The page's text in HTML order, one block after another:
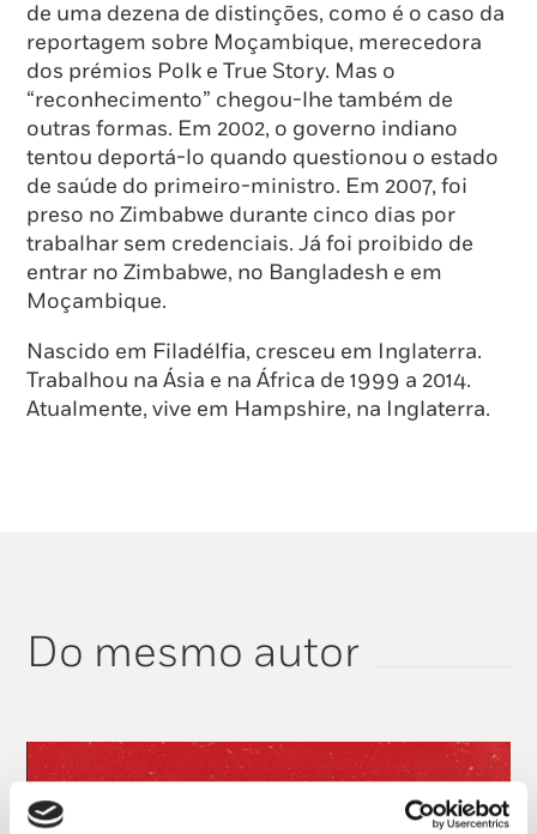
de uma dezena de distinções, como é o caso da
reportagem sobre Moçambique, merecedora
dos prémios Polk e True Story. Mas o
“reconhecimento” chegou-lhe também de
outras formas. Em 2002, o governo indiano
tentou deportá-lo quando questionou o estado
de saúde do primeiro-ministro. Em 2007, foi
preso no Zimbabwe durante cinco dias por
trabalhar sem credenciais. Já foi proibido de
entrar no Zimbabwe, no Bangladesh e em
Moçambique.
Nascido em Filadélfia, cresceu em Inglaterra.
Trabalhou na Ásia e na África de 1999 a 2014.
Atualmente, vive em Hampshire, na Inglaterra.
Do mesmo autor